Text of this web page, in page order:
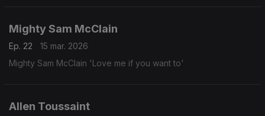
Mighty Sam McClain
Ep. 22
15 mar. 2026
Mighty Sam McClain 'Love me if you want to'
Allen Toussaint